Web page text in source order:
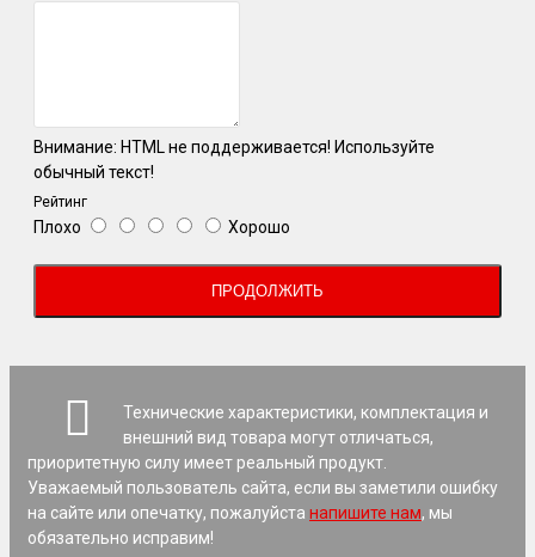
Внимание: HTML не поддерживается! Используйте
обычный текст!
Рейтинг
Плохо Хорошо
ПРОДОЛЖИТЬ
Технические характеристики, комплектация и
внешний вид товара могут отличаться,
приоритетную силу имеет реальный продукт.
Уважаемый пользователь сайта, если вы заметили ошибку
на сайте или опечатку, пожалуйста напишите нам, мы
обязательно исправим!